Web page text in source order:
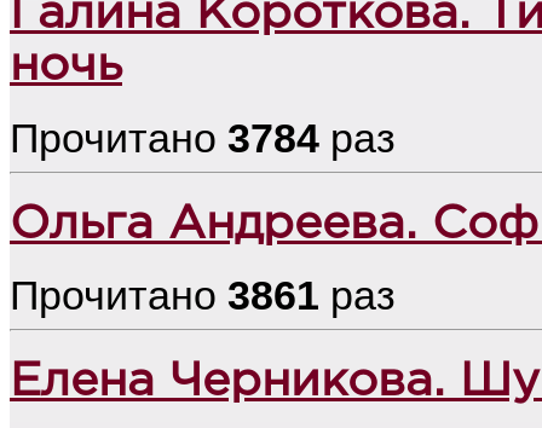
Галина Короткова.
ночь
Прочитано 3784 раз
Ольга Андреева.
Прочитано 3861 раз
Елена Черникова.